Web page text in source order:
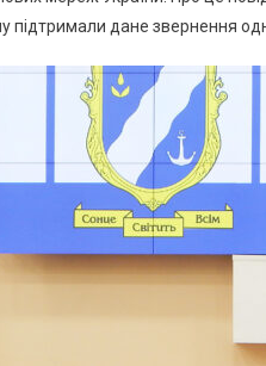
підтримали дане звернення